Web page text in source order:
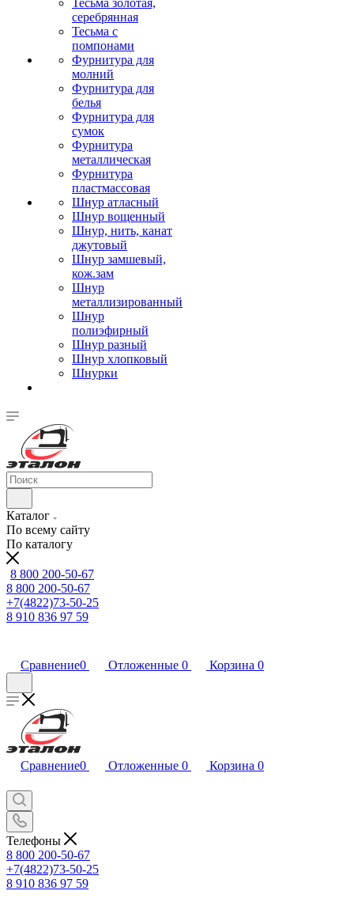
Тесьма золотая,
серебрянная
Тесьма с
помпонами
Фурнитура для
молний
Фурнитура для
белья
Фурнитура для
сумок
Фурнитура
металлическая
Фурнитура
пластмассовая
Шнур атласный
Шнур вощенный
Шнур, нить, канат
джутовый
Шнур замшевый,
кож.зам
Шнур
металлизированный
Шнур
полиэфирный
Шнур разный
Шнур хлопковый
Шнурки
Каталог
По всему сайту
По каталогу
8 800 200-50-67
8 800 200-50-67
+7(4822)73-50-25
8 910 836 97 59
Сравнение0 Отложенные 0 Корзина 0
Сравнение0 Отложенные 0 Корзина 0
Телефоны
8 800 200-50-67
+7(4822)73-50-25
8 910 836 97 59